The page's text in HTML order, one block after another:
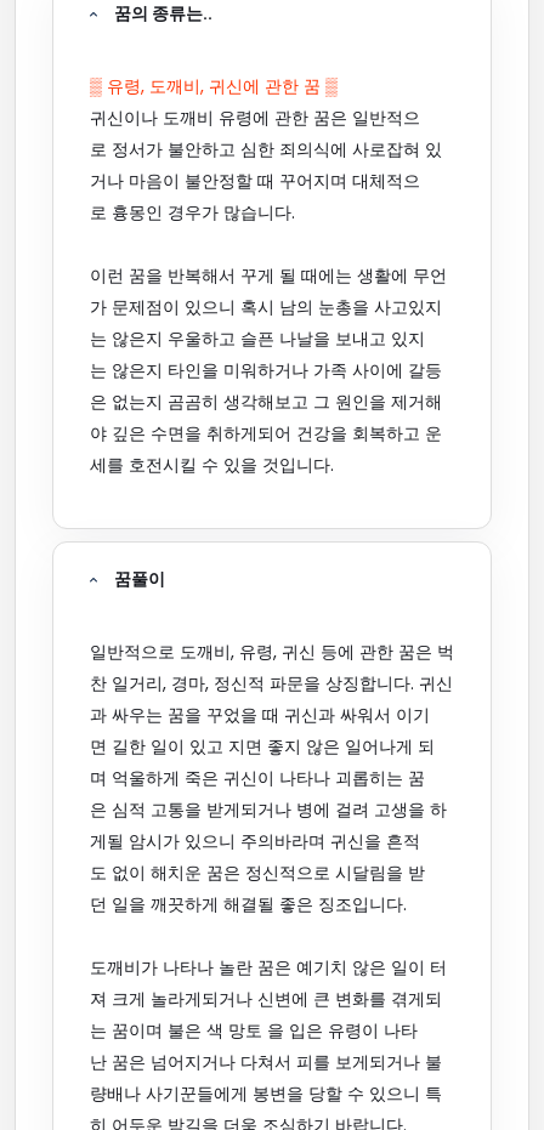
꿈의 종류는..
▒ 유령, 도깨비, 귀신에 관한 꿈 ▒
귀신이나 도깨비 유령에 관한 꿈은 일반적으
로 정서가 불안하고 심한 죄의식에 사로잡혀 있
거나 마음이 불안정할 때 꾸어지며 대체적으
로 흉몽인 경우가 많습니다.
이런 꿈을 반복해서 꾸게 될 때에는 생활에 무언
가 문제점이 있으니 혹시 남의 눈총을 사고있지
는 않은지 우울하고 슬픈 나날을 보내고 있지
는 않은지 타인을 미워하거나 가족 사이에 갈등
은 없는지 곰곰히 생각해보고 그 원인을 제거해
야 깊은 수면을 취하게되어 건강을 회복하고 운
세를 호전시킬 수 있을 것입니다.
꿈풀이
일반적으로 도깨비, 유령, 귀신 등에 관한 꿈은 벅
찬 일거리, 경마, 정신적 파문을 상징합니다. 귀신
과 싸우는 꿈을 꾸었을 때 귀신과 싸워서 이기
면 길한 일이 있고 지면 좋지 않은 일어나게 되
며 억울하게 죽은 귀신이 나타나 괴롭히는 꿈
은 심적 고통을 받게되거나 병에 걸려 고생을 하
게될 암시가 있으니 주의바라며 귀신을 흔적
도 없이 해치운 꿈은 정신적으로 시달림을 받
던 일을 깨끗하게 해결될 좋은 징조입니다.
도깨비가 나타나 놀란 꿈은 예기치 않은 일이 터
져 크게 놀라게되거나 신변에 큰 변화를 겪게되
는 꿈이며 불은 색 망토 을 입은 유령이 나타
난 꿈은 넘어지거나 다쳐서 피를 보게되거나 불
량배나 사기꾼들에게 봉변을 당할 수 있으니 특
히 어두운 밤길을 더욱 조심하기 바랍니다.